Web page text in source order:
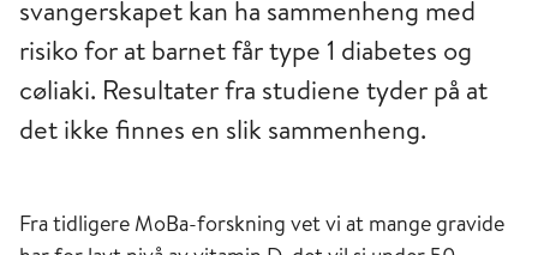
svangerskapet kan ha sammenheng med
risiko for at barnet får type 1 diabetes og
cøliaki. Resultater fra studiene tyder på at
det ikke finnes en slik sammenheng.
Fra tidligere MoBa-forskning vet vi at mange gravide